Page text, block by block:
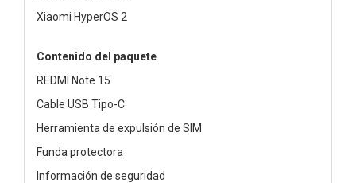
Xiaomi HyperOS 2
Contenido del paquete
REDMI Note 15
Cable USB Tipo-C
Herramienta de expulsión de SIM
Funda protectora
Información de seguridad